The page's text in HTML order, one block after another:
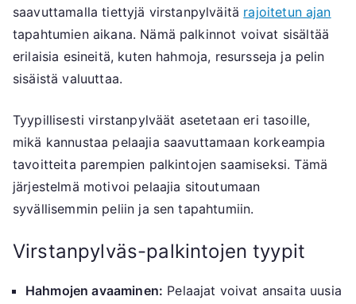
saavuttamalla tiettyjä virstanpylväitä rajoitetun ajan
tapahtumien aikana. Nämä palkinnot voivat sisältää
erilaisia esineitä, kuten hahmoja, resursseja ja pelin
sisäistä valuuttaa.
Tyypillisesti virstanpylväät asetetaan eri tasoille,
mikä kannustaa pelaajia saavuttamaan korkeampia
tavoitteita parempien palkintojen saamiseksi. Tämä
järjestelmä motivoi pelaajia sitoutumaan
syvällisemmin peliin ja sen tapahtumiin.
Virstanpylväs-palkintojen tyypit
Hahmojen avaaminen: Pelaajat voivat ansaita uusia